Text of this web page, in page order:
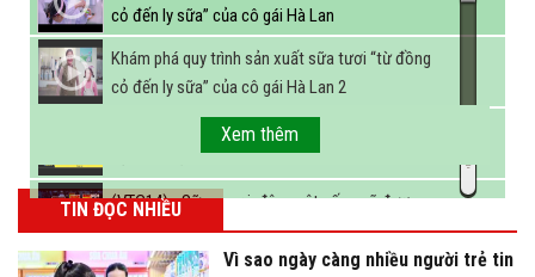
cỏ đến ly sữa” của cô gái Hà Lan
Khám phá quy trình sản xuất sữa tươi “từ đồng
cỏ đến ly sữa” của cô gái Hà Lan 2
FBNC - Ngành sữa hướng tới mục tiêu 3,4 tỷ lít
sữa vào năm 2025
(VTC14) - Sữa ngoại, động vật sống sẽ được
miễn thuế nhập khẩu
Xem thêm
TIN ĐỌC NHIỀU
Vì sao ngày càng nhiều người trẻ tin